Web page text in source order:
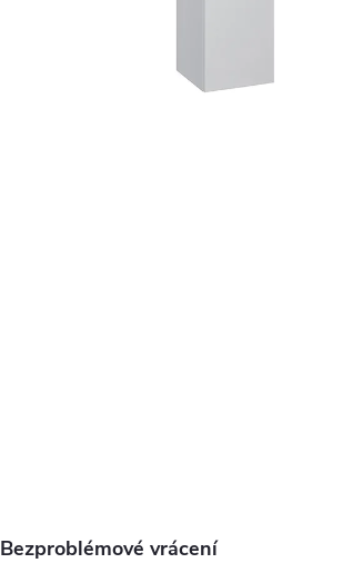
Bezproblémové vrácení